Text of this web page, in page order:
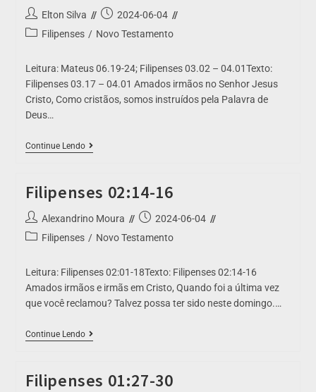
Elton Silva
2024-06-04
Filipenses / Novo Testamento
Leitura: Mateus 06.19-24; Filipenses 03.02 – 04.01Texto:
Filipenses 03.17 – 04.01 Amados irmãos no Senhor Jesus
Cristo, Como cristãos, somos instruídos pela Palavra de
Deus…
Continue Lendo
Filipenses 02:14-16
Alexandrino Moura
2024-06-04
Filipenses / Novo Testamento
Leitura: Filipenses 02:01-18Texto: Filipenses 02:14-16
Amados irmãos e irmãs em Cristo, Quando foi a última vez
que você reclamou? Talvez possa ter sido neste domingo.…
Continue Lendo
Filipenses 01:27-30